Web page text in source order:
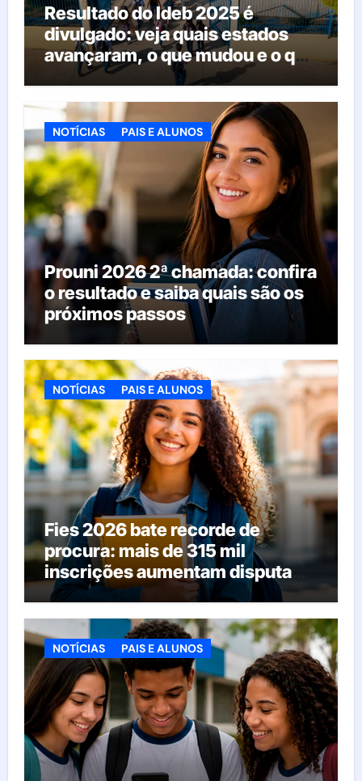
Resultado do Ideb 2025 é
divulgado: veja quais estados
avançaram, o que mudou e o que
esperar da educação brasileira
NOTÍCIAS PAIS E ALUNOS
Prouni 2026 2ª chamada: confira
o resultado e saiba quais são os
próximos passos
NOTÍCIAS PAIS E ALUNOS
Fies 2026 bate recorde de
procura: mais de 315 mil
inscrições aumentam disputa
pelas vagas; veja o que acontece
agora
NOTÍCIAS PAIS E ALUNOS